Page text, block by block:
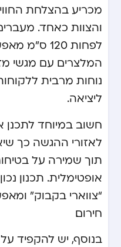
מכריע בהצלחת
והצוות כאחד.
לפחות 120
המלצרים עם מגשי
נוחות מרבית
ליציאה.
חשוב במיוחד
לאזורי ההגשה כך
תוך שמירה על
אופטימלית. תכנון
“צווארי בקבוק”
חירום.
בנוסף, יש להקפיד